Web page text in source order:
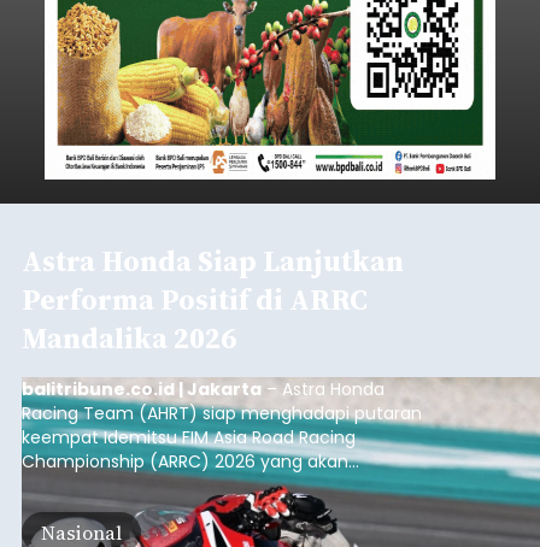
Astra Honda Siap Lanjutkan
Performa Positif di ARRC
Mandalika 2026
balitribune.co.id | Jakarta – Astra Honda
Racing Team (AHRT) siap menghadapi putaran
keempat Idemitsu FIM Asia Road Racing
Championship (ARRC) 2026 yang akan
berlangsung di Pertamina Mandalika
International Circuit, Lombok, Nusa Tenggara
Barat, pada 7–9 Agustus 2026.
Nasional